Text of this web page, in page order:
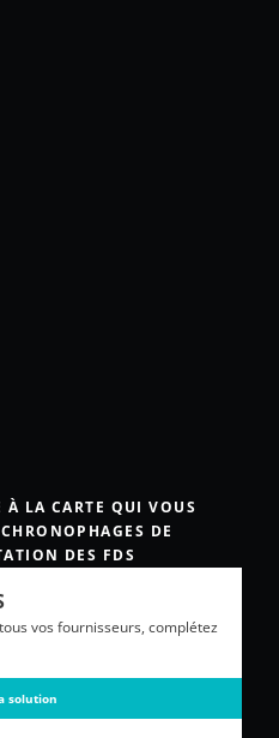
LA CARTE QUI VOUS
DE
DES FDS
vos fournisseurs, complétez
solution